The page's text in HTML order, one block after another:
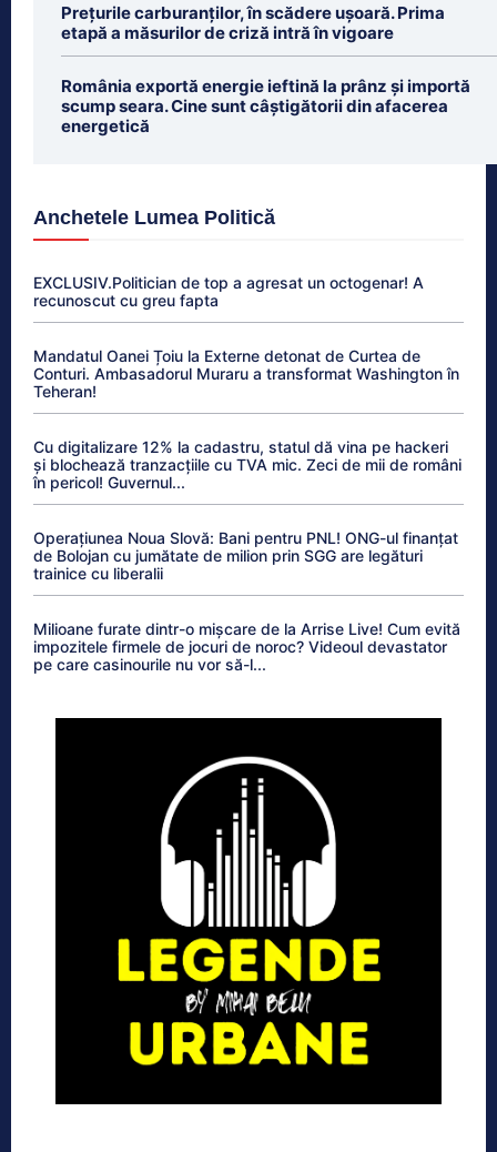
Prețurile carburanților, în scădere ușoară. Prima
etapă a măsurilor de criză intră în vigoare
România exportă energie ieftină la prânz și importă
scump seara. Cine sunt câștigătorii din afacerea
energetică
Anchetele Lumea Politică
EXCLUSIV.Politician de top a agresat un octogenar! A
recunoscut cu greu fapta
Mandatul Oanei Țoiu la Externe detonat de Curtea de
Conturi. Ambasadorul Muraru a transformat Washington în
Teheran!
Cu digitalizare 12% la cadastru, statul dă vina pe hackeri
și blochează tranzacțiile cu TVA mic. Zeci de mii de români
în pericol! Guvernul...
Operațiunea Noua Slovă: Bani pentru PNL! ONG-ul finanțat
de Bolojan cu jumătate de milion prin SGG are legături
trainice cu liberalii
Milioane furate dintr-o mișcare de la Arrise Live! Cum evită
impozitele firmele de jocuri de noroc? Videoul devastator
pe care casinourile nu vor să-l...